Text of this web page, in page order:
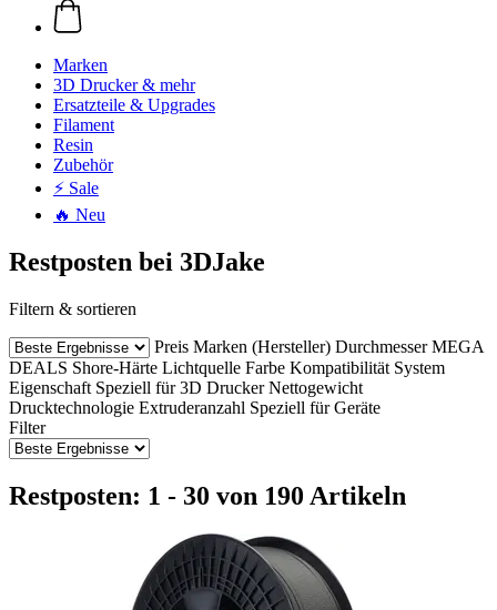
Marken
3D Drucker & mehr
Ersatzteile & Upgrades
Filament
Resin
Zubehör
⚡ Sale
🔥 Neu
Restposten bei 3DJake
Filtern & sortieren
Preis Marken (Hersteller) Durchmesser MEGA
DEALS Shore-Härte Lichtquelle Farbe Kompatibilität System
Eigenschaft Speziell für 3D Drucker Nettogewicht
Drucktechnologie Extruderanzahl Speziell für Geräte
Filter
Restposten: 1 - 30 von 190 Artikeln